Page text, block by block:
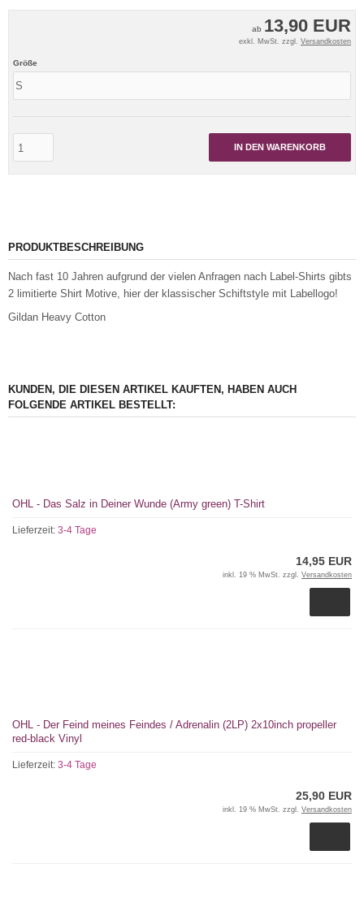
ab 13,90 EUR
exkl. MwSt. zzgl. Versandkosten
Größe
IN DEN WARENKORB
PRODUKTBESCHREIBUNG
Nach fast 10 Jahren aufgrund der vielen Anfragen nach Label-Shirts gibts
2 limitierte Shirt Motive, hier der klassischer Schiftstyle mit Labellogo!
Gildan Heavy Cotton
KUNDEN, DIE DIESEN ARTIKEL KAUFTEN, HABEN AUCH
FOLGENDE ARTIKEL BESTELLT:
OHL - Das Salz in Deiner Wunde (Army green) T-Shirt
Lieferzeit: 3-4 Tage
14,95 EUR
inkl. 19 % MwSt. zzgl. Versandkosten
OHL - Der Feind meines Feindes / Adrenalin (2LP) 2x10inch propeller
red-black Vinyl
Lieferzeit: 3-4 Tage
25,90 EUR
inkl. 19 % MwSt. zzgl. Versandkosten